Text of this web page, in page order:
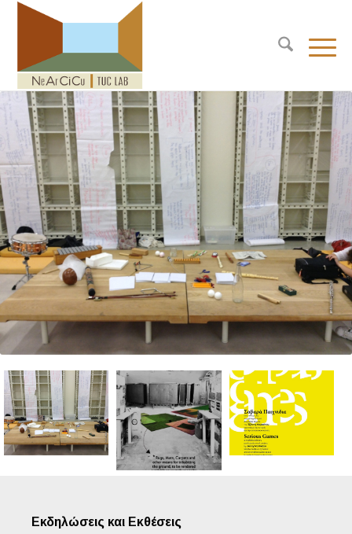
Εκδηλώσεις και Εκθέσεις